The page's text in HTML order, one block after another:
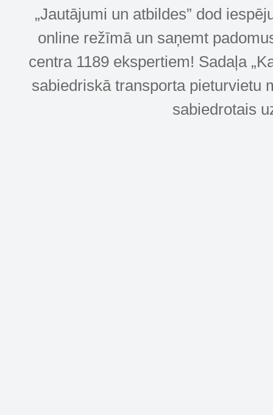
„Jautājumi un atbildes” dod
online režīmā un saņemt
centra 1189 ekspertiem! Sadaļa
sabiedriskā transporta pieturvietu
sabiedrotais